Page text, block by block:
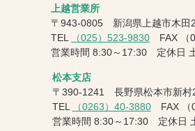
上越営業所
〒943-0805 新潟県上越市木田
TEL
（025）523-9830 FAX
営業時間 8:30～17:30 定休日
松本支店
〒390-1241 長野県松本市新村
TEL
（0263）40-3880FAX
営業時間 8:30～17:30 定休日